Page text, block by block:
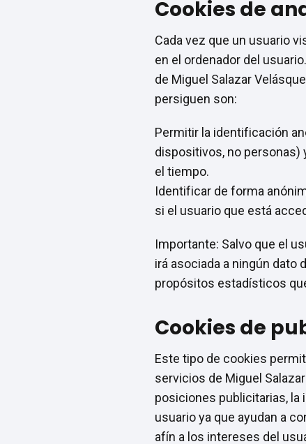
Cookies de
Cada vez que un usuario
en el ordenador del
de Miguel Salazar
persiguen son:
Permitir la identificación
dispositivos, no personas)
el tiempo.
Identificar de forma
si el usuario que está
Importante: Salvo que el
irá asociada a ningún dato
propósitos estadísticos
Cookies de
Este tipo de cookies
servicios de Miguel
posiciones publicitarias, la
usuario ya que ayudan a
afín a los intereses del